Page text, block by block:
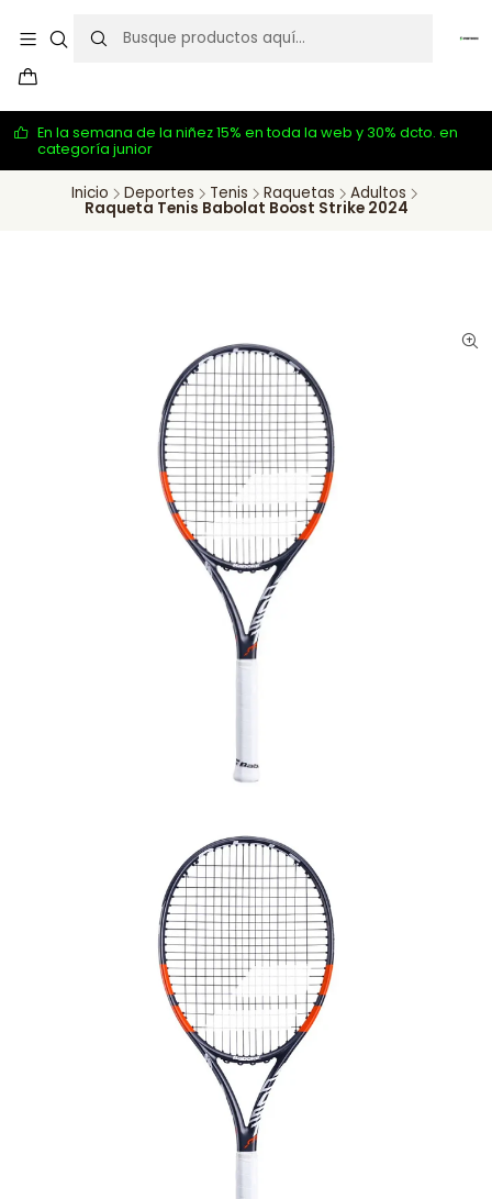
En la semana de la niñez 15% en toda la web y 30% dcto. en
categoría junior
Inicio Deportes Tenis Raquetas Adultos
Raqueta Tenis Babolat Boost Strike 2024